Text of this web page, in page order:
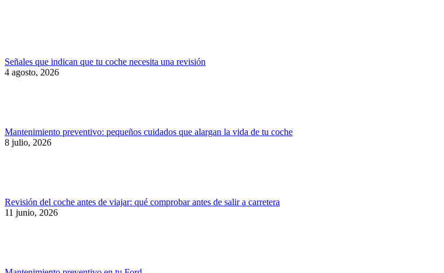
Señales que indican que tu coche necesita una revisión
4 agosto, 2026
Mantenimiento preventivo: pequeños cuidados que alargan la vida de tu coche
8 julio, 2026
Revisión del coche antes de viajar: qué comprobar antes de salir a carretera
11 junio, 2026